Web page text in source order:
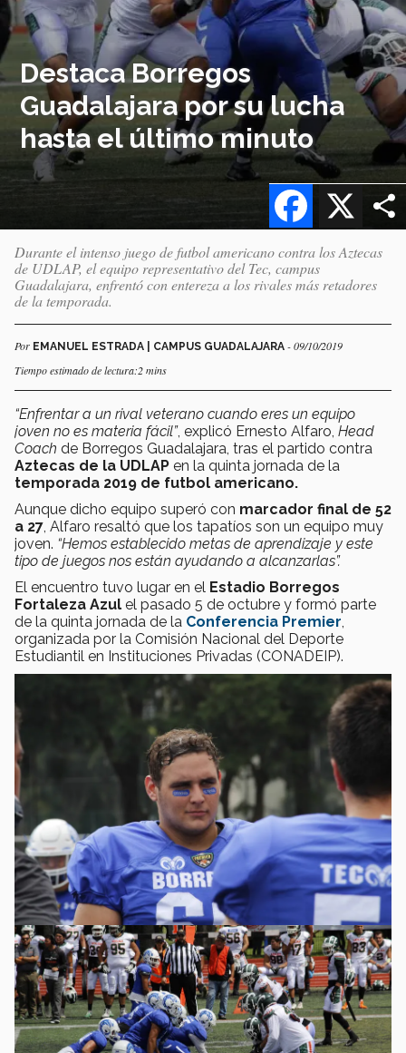
Destaca Borregos
Guadalajara por su lucha
hasta el último minuto
X
Facebook
Durante el intenso juego de futbol americano contra los Aztecas
de UDLAP, el equipo representativo del Tec, campus
Guadalajara, enfrentó con entereza a los rivales más retadores
de la temporada.
Por EMANUEL ESTRADA | CAMPUS GUADALAJARA - 09/10/2019
Tiempo estimado de lectura:2 mins
“Enfrentar a un rival veterano cuando eres un equipo
joven no es materia fácil”, explicó Ernesto Alfaro, Head
Coach de Borregos Guadalajara, tras el partido contra
Aztecas de la UDLAP en la quinta jornada de la
temporada 2019 de futbol americano.
Aunque dicho equipo superó con marcador final de 52
a 27 , Alfaro resaltó que los tapatíos son un equipo muy
joven. “Hemos establecido metas de aprendizaje y este
tipo de juegos nos están ayudando a alcanzarlas”.
El encuentro tuvo lugar en el Estadio Borregos
Fortaleza Azul el pasado 5 de octubre y formó parte
de la quinta jornada de la Conferencia Premier
organizada por la Comisión Nacional del Deporte
Estudiantil en Instituciones Privadas (CONADEIP).